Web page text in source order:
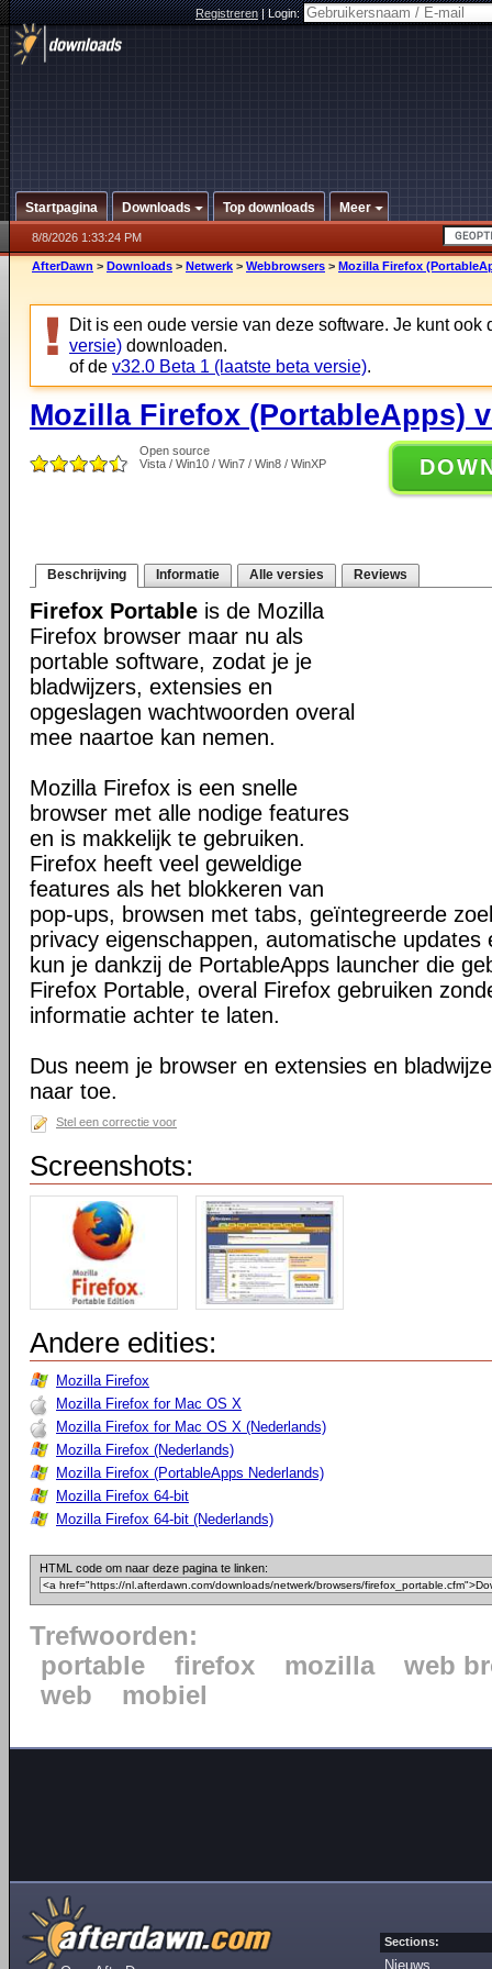
Registreren|Login:
Startpagina Downloads Top downloads Meer
8/8/2026 1:33:24 PM
AfterDawn > Downloads > Netwerk > Webbrowsers > Mozilla Firefox
Dit is een oude versie van deze software. Je kunt ook
versie) downloaden.
of de v32.0 Beta 1 (laatste beta versie).
Mozilla Firefox (PortableApps)
Open source
Vista / Win10 / Win7 / Win8 / WinXP
Beschrijving Informatie Alle versies Reviews
Firefox Portable is de Mozilla
Firefox browser maar nu als
portable software, zodat je je
bladwijzers, extensies en
opgeslagen wachtwoorden overal
mee naartoe kan nemen.
Mozilla Firefox is een snelle
browser met alle nodige features
en is makkelijk te gebruiken.
Firefox heeft veel geweldige
features als het blokkeren van
pop-ups, browsen met tabs, geïntegreerde
privacy eigenschappen, automatische updates
kun je dankzij de PortableApps launcher die
Firefox Portable, overal Firefox gebruiken
informatie achter te laten.
Dus neem je browser en extensies en
naar toe.
Stel een correctie voor
Screenshots:
Andere edities:
Mozilla Firefox
Mozilla Firefox for Mac OS X
Mozilla Firefox for Mac OS X (Nederlands)
Mozilla Firefox (Nederlands)
Mozilla Firefox (PortableApps Nederlands)
Mozilla Firefox 64-bit
Mozilla Firefox 64-bit (Nederlands)
HTML code om naar deze pagina te linken:
Trefwoorden:
portable
firefox mozilla
web
web
mobiel
Sections:
Nieuws